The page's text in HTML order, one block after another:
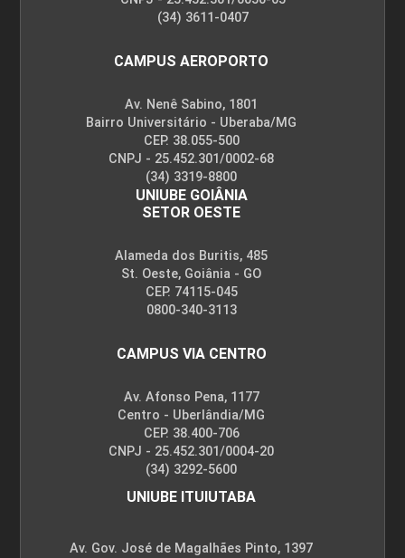
(34) 3611-0407
CAMPUS AEROPORTO
Av. Nenê Sabino, 1801
Bairro Universitário - Uberaba/MG
CEP. 38.055-500
CNPJ - 25.452.301/0002-68
(34) 3319-8800
UNIUBE GOIÂNIA
SETOR OESTE
Alameda dos Buritis, 485
St. Oeste, Goiânia - GO
CEP. 74115-045
0800-340-3113
CAMPUS VIA CENTRO
Av. Afonso Pena, 1177
Centro - Uberlândia/MG
CEP. 38.400-706
CNPJ - 25.452.301/0004-20
(34) 3292-5600
UNIUBE ITUIUTABA
Av. Gov. José de Magalhães Pinto, 1397